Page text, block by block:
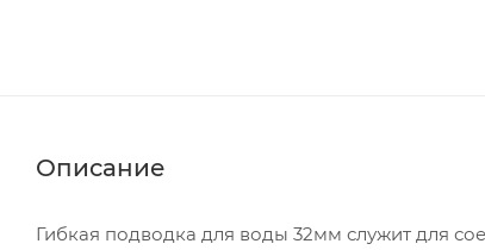
Описание
Гибкая подводка для воды 32мм служит для